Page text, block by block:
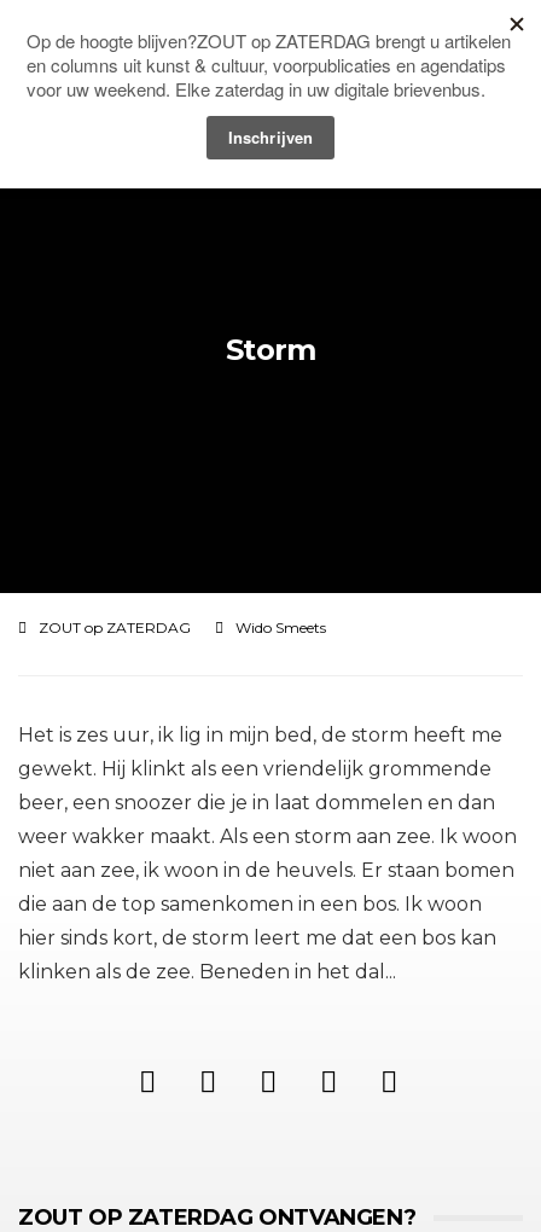
HOME COLUMNS EN BLOGS
Storm
ZOUT op ZATERDAG Wido Smeets
Het is zes uur, ik lig in mijn bed, de storm heeft me
gewekt. Hij klinkt als een vriendelijk grommende
beer, een snoozer die je in laat dommelen en dan
weer wakker maakt. Als een storm aan zee. Ik woon
niet aan zee, ik woon in de heuvels. Er staan bomen
die aan de top samenkomen in een bos. Ik woon
hier sinds kort, de storm leert me dat een bos kan
klinken als de zee. Beneden in het dal...
ZOUT OP ZATERDAG ONTVANGEN?